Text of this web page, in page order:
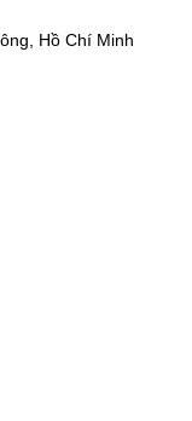
Hồ Chí Minh